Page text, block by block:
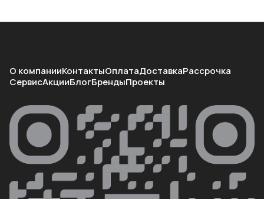
О компанииКонтактыОплатаДоставкаРассрочка
СервисАкцииБлогБрендыПроекты